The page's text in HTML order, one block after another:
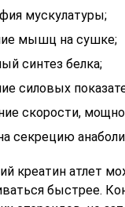
мускулатуры;
мышц на сушке;
синтез белка;
силовых
скорости,
секрецию
креатин атлет
быстрее.